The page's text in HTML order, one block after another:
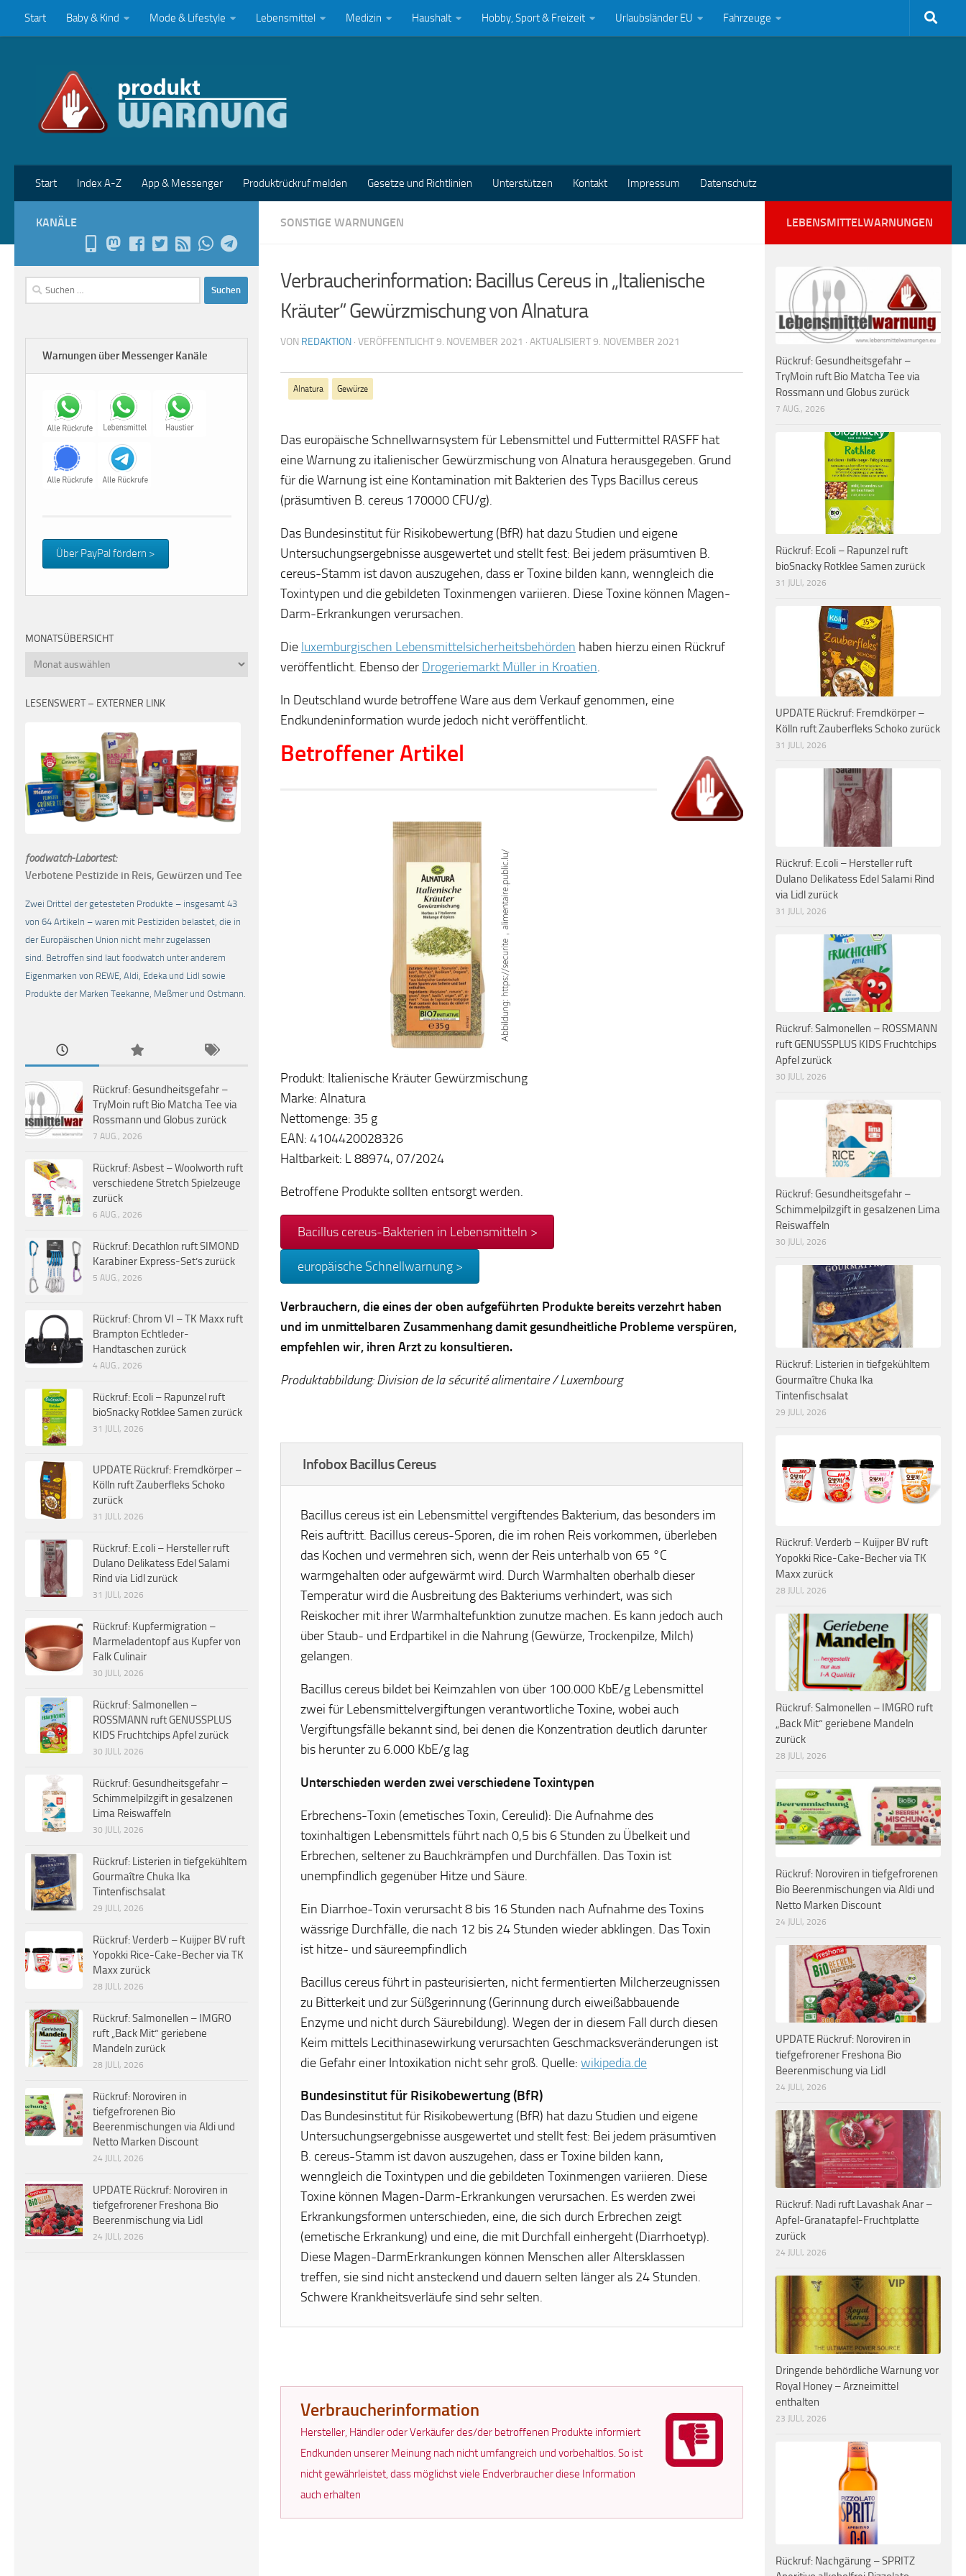
Zum Inhalt springen
Start Baby & Kind Mode & Lifestyle Lebensmittel Medizin Haushalt Hobby, Sport & Freizeit Urlaubsländer EU Fahrzeuge
Start Index A-Z App & Messenger Produktrückruf melden Gesetze und Richtlinien Unterstützen Kontakt Impressum Datenschutz
SONSTIGE WARNUNGEN
Verbraucherinformation: Bacillus Cereus in „Italienische
Kräuter“ Gewürzmischung von Alnatura
VON REDAKTION · VERÖFFENTLICHT9. NOVEMBER 2021 · AKTUALISIERT9. NOVEMBER 2021
Alnatura Gewürze
Das europäische Schnellwarnsystem für Lebensmittel und Futtermittel RASFF hat
eine Warnung zu italienischer Gewürzmischung von Alnatura herausgegeben. Grund
für die Warnung ist eine Kontamination mit Bakterien des Typs Bacillus cereus
(präsumtiven B. cereus 170000 CFU/g).
Das Bundesinstitut für Risikobewertung (BfR) hat dazu Studien und eigene
Untersuchungsergebnisse ausgewertet und stellt fest: Bei jedem präsumtiven B.
cereus-Stamm ist davon auszugehen, dass er Toxine bilden kann, wenngleich die
Toxintypen und die gebildeten Toxinmengen variieren. Diese Toxine können Magen-
Darm-Erkrankungen verursachen.
Die luxemburgischen Lebensmittelsicherheitsbehörden haben hierzu einen Rückruf
veröffentlicht. Ebenso der Drogeriemarkt Müller in Kroatien.
In Deutschland wurde betroffene Ware aus dem Verkauf genommen, eine
Endkundeninformation wurde jedoch nicht veröffentlicht.
Betroffener Artikel
Produkt: Italienische Kräuter Gewürzmischung
Marke: Alnatura
Nettomenge: 35 g
EAN: 4104420028326
Haltbarkeit: L 88974, 07/2024
Betroffene Produkte sollten entsorgt werden.
Bacillus cereus-Bakterien in Lebensmitteln >
europäische Schnellwarnung >
Verbrauchern, die eines der oben aufgeführten Produkte bereits verzehrt haben
und im unmittelbaren Zusammenhang damit gesundheitliche Probleme verspüren,
empfehlen wir, ihren Arzt zu konsultieren.
Produktabbildung: Division de la sécurité alimentaire / Luxembourg
Infobox Bacillus Cereus
Bacillus cereus ist ein Lebensmittel vergiftendes Bakterium, das besonders im
Reis auftritt. Bacillus cereus-Sporen, die im rohen Reis vorkommen, überleben
das Kochen und vermehren sich, wenn der Reis unterhalb von 65 °C
warmgehalten oder aufgewärmt wird. Durch Warmhalten oberhalb dieser
Temperatur wird die Ausbreitung des Bakteriums verhindert, was sich
Reiskocher mit ihrer Warmhaltefunktion zunutze machen. Es kann jedoch auch
über Staub- und Erdpartikel in die Nahrung (Gewürze, Trockenpilze, Milch)
gelangen.
Bacillus cereus bildet bei Keimzahlen von über 100.000 KbE/g Lebensmittel
zwei für Lebensmittelvergiftungen verantwortliche Toxine, wobei auch
Vergiftungsfälle bekannt sind, bei denen die Konzentration deutlich darunter
bis herunter zu 6.000 KbE/g lag
Unterschieden werden zwei verschiedene Toxintypen
Erbrechens-Toxin (emetisches Toxin, Cereulid): Die Aufnahme des
toxinhaltigen Lebensmittels führt nach 0,5 bis 6 Stunden zu Übelkeit und
Erbrechen, seltener zu Bauchkrämpfen und Durchfällen. Das Toxin ist
unempfindlich gegenüber Hitze und Säure.
Ein Diarrhoe-Toxin verursacht 8 bis 16 Stunden nach Aufnahme des Toxins
wässrige Durchfälle, die nach 12 bis 24 Stunden wieder abklingen. Das Toxin
ist hitze- und säureempfindlich
Bacillus cereusführt in pasteurisierten, nicht fermentierten Milcherzeugnissen
zu Bitterkeit und zur Süßgerinnung (Gerinnung durch eiweißabbauende
Enzyme und nicht durch Säurebildung). Wegen der in diesem Fall durch diesen
Keim mittels Lecithinasewirkung verursachten Geschmacksveränderungen ist
die Gefahr einer Intoxikation nicht sehr groß. Quelle: wikipedia.de
Bundesinstitut für Risikobewertung (BfR)
Das Bundesinstitut für Risikobewertung (BfR) hat dazu Studien und eigene
Untersuchungsergebnisse ausgewertet und stellt fest: Bei jedem präsumtiven
B. cereus-Stamm ist davon auszugehen, dass er Toxine bilden kann,
wenngleich die Toxintypen und die gebildeten Toxinmengen variieren. Diese
Toxine können Magen-Darm-Erkrankungen verursachen. Es werden zwei
Erkrankungsformen unterschieden, eine, die sich durch Erbrechen zeigt
(emetische Erkrankung) und eine, die mit Durchfall einhergeht (Diarrhoetyp).
Diese Magen-DarmErkrankungen können Menschen aller Altersklassen
treffen, sie sind nicht ansteckend und dauern selten länger als 24 Stunden.
Schwere Krankheitsverläufe sind sehr selten.
Verbraucherinformation
Hersteller, Händler oder Verkäufer des/der betroffenen Produkte informiert
Endkunden unserer Meinung nach nicht umfangreich und vorbehaltlos. So ist
nicht gewährleistet, dass möglichst viele Endverbraucher diese Information
auch erhalten
KANÄLE
Suchen
nach:
Warnungen über Messenger Kanäle
Über PayPal fördern >
MONATSÜBERSICHT
Monatsübersicht
LESENSWERT – EXTERNER LINK
foodwatch-Labortest:
Verbotene Pestizide in Reis, Gewürzen und Tee
Zwei Drittel der getesteten Produkte – insgesamt 43
von 64 Artikeln – waren mit Pestiziden belastet, die in
der Europäischen Union nicht mehr zugelassen
sind. Betroffen sind laut foodwatch unter anderem
Eigenmarken von REWE, Aldi, Edeka und Lidl sowie
Produkte der Marken Teekanne, Meßmer und Ostmann.
Rückruf: Gesundheitsgefahr –
TryMoin ruft Bio Matcha Tee via
Rossmann und Globus zurück
7 AUG., 2026
Rückruf: Asbest – Woolworth ruft
verschiedene Stretch Spielzeuge
zurück
6 AUG., 2026
Rückruf: Decathlon ruft SIMOND
Karabiner Express-Set’s zurück
5 AUG., 2026
Rückruf: Chrom VI – TK Maxx ruft
Brampton Echtleder-
Handtaschen zurück
4 AUG., 2026
Rückruf: Ecoli – Rapunzel ruft
bioSnacky Rotklee Samen zurück
31 JULI, 2026
UPDATE Rückruf: Fremdkörper –
Kölln ruft Zauberfleks Schoko
zurück
31 JULI, 2026
Rückruf: E.coli – Hersteller ruft
Dulano Delikatess Edel Salami
Rind via Lidl zurück
31 JULI, 2026
Rückruf: Kupfermigration –
Marmeladentopf aus Kupfer von
Falk Culinair
30 JULI, 2026
Rückruf: Salmonellen –
ROSSMANN ruft GENUSSPLUS
KIDS Fruchtchips Apfel zurück
30 JULI, 2026
Rückruf: Gesundheitsgefahr –
Schimmelpilzgift in gesalzenen
Lima Reiswaffeln
30 JULI, 2026
Rückruf: Listerien in tiefgekühltem
Gourmaître Chuka Ika
Tintenfischsalat
29 JULI, 2026
Rückruf: Verderb – Kuijper BV ruft
Yopokki Rice-Cake-Becher via TK
Maxx zurück
28 JULI, 2026
Rückruf: Salmonellen – IMGRO
ruft „Back Mit“ geriebene
Mandeln zurück
28 JULI, 2026
Rückruf: Noroviren in
tiefgefrorenen Bio
Beerenmischungen via Aldi und
Netto Marken Discount
24 JULI, 2026
UPDATE Rückruf: Noroviren in
tiefgefrorener Freshona Bio
Beerenmischung via Lidl
24 JULI, 2026
LEBENSMITTELWARNUNGEN
Rückruf: Gesundheitsgefahr –
TryMoin ruft Bio Matcha Tee via
Rossmann und Globus zurück
7 AUG., 2026
Rückruf: Ecoli – Rapunzel ruft
bioSnacky Rotklee Samen zurück
31 JULI, 2026
UPDATE Rückruf: Fremdkörper –
Kölln ruft Zauberfleks Schoko zurück
31 JULI, 2026
Rückruf: E.coli – Hersteller ruft
Dulano Delikatess Edel Salami Rind
via Lidl zurück
31 JULI, 2026
Rückruf: Salmonellen – ROSSMANN
ruft GENUSSPLUS KIDS Fruchtchips
Apfel zurück
30 JULI, 2026
Rückruf: Gesundheitsgefahr –
Schimmelpilzgift in gesalzenen Lima
Reiswaffeln
30 JULI, 2026
Rückruf: Listerien in tiefgekühltem
Gourmaître Chuka Ika
Tintenfischsalat
29 JULI, 2026
Rückruf: Verderb – Kuijper BV ruft
Yopokki Rice-Cake-Becher via TK
Maxx zurück
28 JULI, 2026
Rückruf: Salmonellen – IMGRO ruft
„Back Mit“ geriebene Mandeln
zurück
28 JULI, 2026
Rückruf: Noroviren in tiefgefrorenen
Bio Beerenmischungen via Aldi und
Netto Marken Discount
24 JULI, 2026
UPDATE Rückruf: Noroviren in
tiefgefrorener Freshona Bio
Beerenmischung via Lidl
24 JULI, 2026
Rückruf: Nadi ruft Lavashak Anar –
Apfel-Granatapfel-Fruchtplatte
zurück
24 JULI, 2026
Dringende behördliche Warnung vor
Royal Honey – Arzneimittel
enthalten
23 JULI, 2026
Rückruf: Nachgärung – SPRITZ